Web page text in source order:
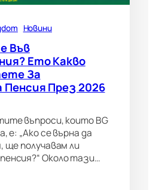
Новини
Във
Ето Какво
За
През 2026
въпроси, които BG
е: „Ако се върна да
ще получавам ли
Около тази…